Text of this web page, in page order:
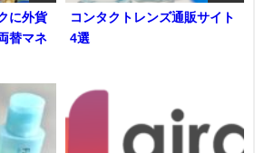
に外貨
替マネ
コンタクトレンズ通販サイト
4選